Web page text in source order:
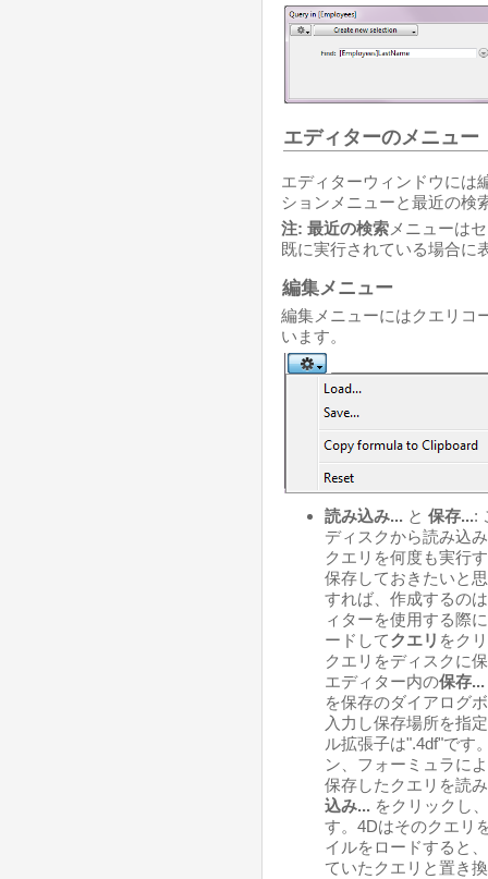
エディターのメニュー
エディターウィンドウには
ションメニューと最近の検
注: 最近の検索 メニューは
既に実行されている場合に
編集メニュー
編集メニューにはクエリコ
います。
読み込み... と 保存...:
ディスクから読み込
クエリを何度も実行
保存しておきたいと
すれば、作成するの
ィターを使用する際
ードしてクエリ をク
クエリをディスクに
エディター内の保存...
を保存のダイアログ
入力し保存場所を指
ル拡張子は".4df"です
ン、フォーミュラに
保存したクエリを読
込み... をクリックし
す。4Dはそのクエリ
イルをロードすると
ていたクエリと置き